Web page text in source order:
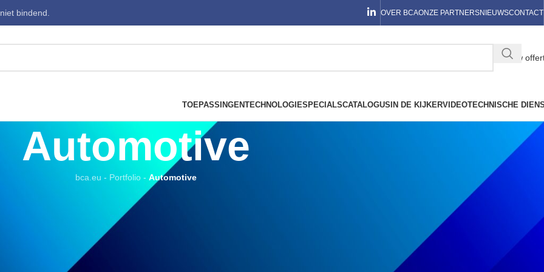
bindend. OVER BCAONZE PARTNERSNIEUWSCONTACT
Jouw
TOEPASSINGENTECHNOLOGIESPECIALSCATALOGUS IN DE KIJKERVIDEOTECHNISCHE
Automotive
bca.eu - Portfolio - Automotive